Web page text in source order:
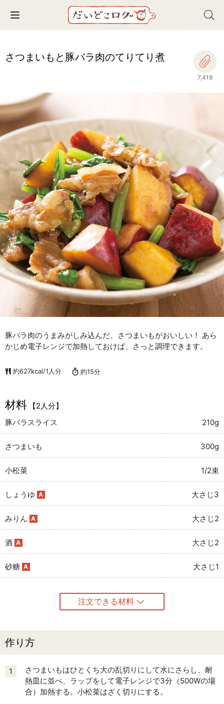
Toggle navigation
さつまいもと豚バラ肉のてりてり煮
7,419
豚バラ肉のうまみがしみ込んだ、さつまいもがおいしい！ あら
かじめ電子レンジで加熱しておけば、さっと調理できます。
約627kcal/1人分 約15分
材料
【2人分】
豚バラスライス
210g
さつまいも 300g
小松菜 1/2束
しょうゆ A 大さじ3
みりん A 大さじ2
酒 A 大さじ2
砂糖 A 大さじ1
注文できる材料
作り方
1
さつまいもはひとくち大の乱切りにして水にさらし、耐
熱皿に並べ、ラップをして電子レンジで3分（500Wの場
合）加熱する。小松菜はざく切りにする。